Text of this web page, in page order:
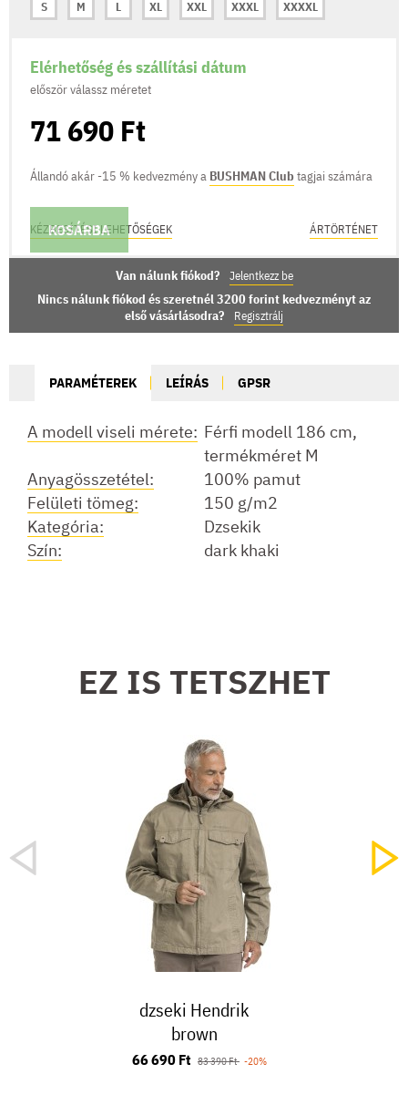
S M L XL XXL XXXL XXXXL
Elérhetőség és szállítási dátum
először válassz méretet
71 690 Ft
Állandó akár -15 % kedvezmény a BUSHMAN Clubtagjai számára
KOSÁRBA
KÉZBESÍTÉSI LEHETŐSÉGEK ÁRTÖRTÉNET
Van nálunk fiókod? Jelentkezz be
Nincs nálunk fiókod és szeretnél 3200 forint kedvezményt az
első vásárlásodra?
Regisztrálj
PARAMÉTEREK LEÍRÁS GPSR
A modell viseli mérete: Férfi modell 186 cm,
termékméret M
Anyagösszetétel:
100% pamut
Felületi tömeg:
150 g/m2
Kategória:
Dzsekik
Szín:
dark khaki
EZ IS TETSZHET
dzseki Hendrik
brown
66 690 Ft 83 390 Ft -20%